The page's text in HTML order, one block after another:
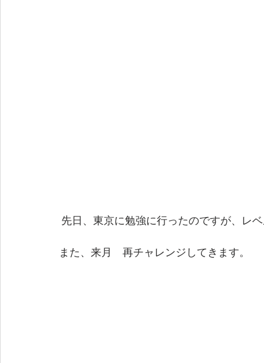
先日、東京に勉強に行ったのですが、レ
また、来月　再チャレンジしてきます。